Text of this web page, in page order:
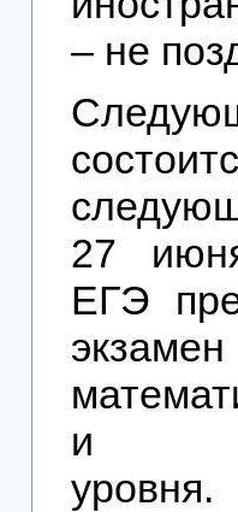
– не
27
ЕГЭ
и
уровня.